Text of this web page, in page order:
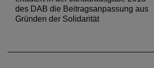
des DAB die Beitragsanpassung aus
Gründen der Solidarität